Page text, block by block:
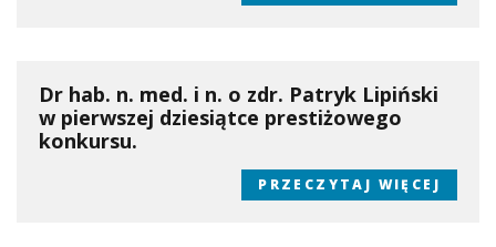
Dr hab. n. med. i n. o zdr. Patryk Lipiński
w pierwszej dziesiątce prestiżowego
konkursu.
PRZECZYTAJ WIĘCEJ